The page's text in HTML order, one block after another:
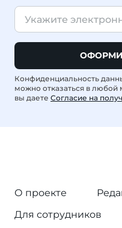
Конфиденциальность
можно отказаться в
вы даете Согласие на
О проекте
Для сотрудников